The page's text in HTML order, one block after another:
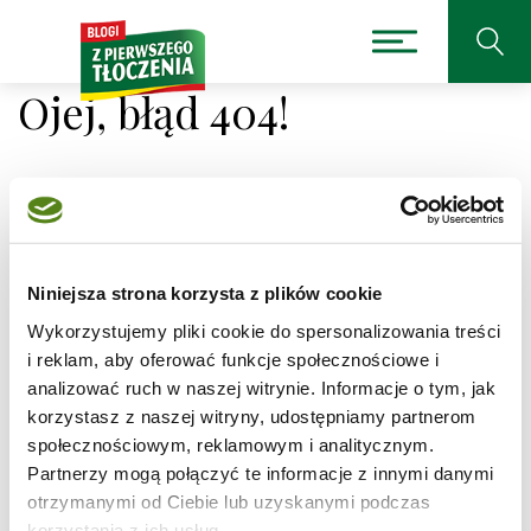
Niniejsza strona korzysta z plików cookie
Wykorzystujemy pliki cookie do spersonalizowania treści
i reklam, aby oferować funkcje społecznościowe i
analizować ruch w naszej witrynie. Informacje o tym, jak
korzystasz z naszej witryny, udostępniamy partnerom
społecznościowym, reklamowym i analitycznym.
Partnerzy mogą połączyć te informacje z innymi danymi
otrzymanymi od Ciebie lub uzyskanymi podczas
Ojej, błąd 404!
odnaleźć strony, której
szukasz.
Adres, który próbujesz odwiedzić/przepisy/salatka-
z-kurczakiem/5jest obecnie niedostępny.
Sprawdź pisownię adresu lub skorzystaj z wyszukiwarki